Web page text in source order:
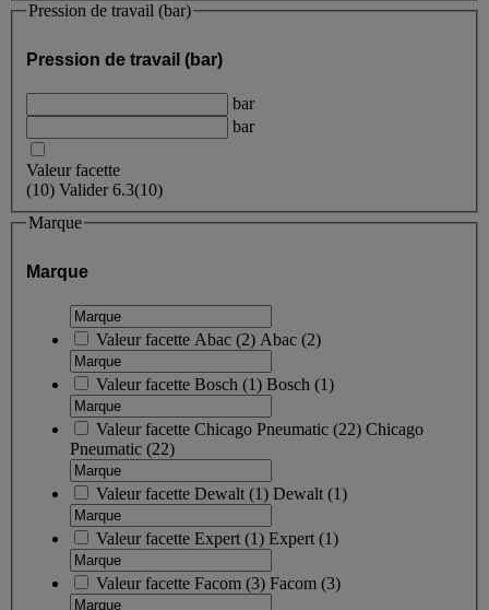
Pression de travail (bar)
Pression de travail (bar)
bar
bar
Valeur facette
(10) Valider6.3(10)
Marque
Marque
Valeur facette Abac (2) Abac (2)
Valeur facette Bosch (1) Bosch (1)
Valeur facette Chicago Pneumatic (22) Chicago
Pneumatic (22)
Valeur facette Dewalt (1) Dewalt (1)
Valeur facette Expert (1) Expert (1)
Valeur facette Facom (3) Facom (3)